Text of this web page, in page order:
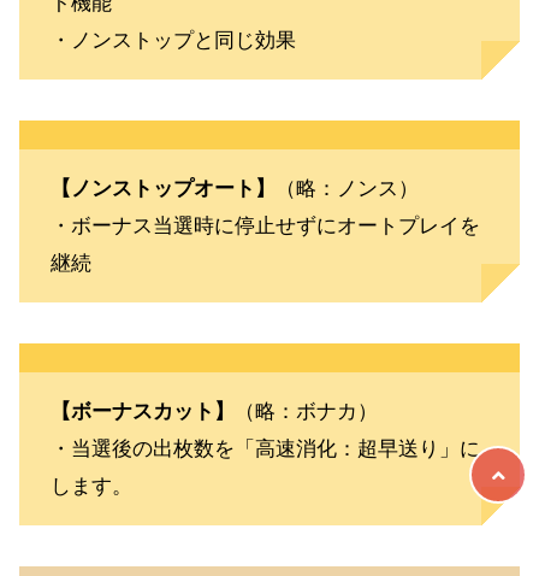
・ノンストップと同じ効果
【ノンストップオート】
（略：ノンス）
・ボーナス当選時に停止せずにオートプレイを
継続
【ボーナスカット】
（略：ボナカ）
・当選後の出枚数を「高速消化：超早送り」に
します。